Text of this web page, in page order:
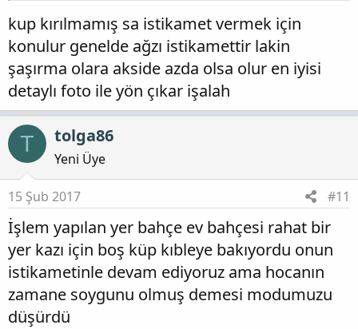
kup kırılmamış sa istikamet vermek için
konulur genelde ağzı istikamettir lakin
şaşırma olara akside azda olsa olur en iyisi
detaylı foto ile yön çıkar işalah
T tolga86
Yeni Üye
15 Şub 2017 #11
İşlem yapılan yer bahçe ev bahçesi rahat bir
yer kazı için boş küp kıbleye bakıyordu onun
istikametinle devam ediyoruz ama hocanın
zamane soygunu olmuş demesi modumuzu
düşürdü